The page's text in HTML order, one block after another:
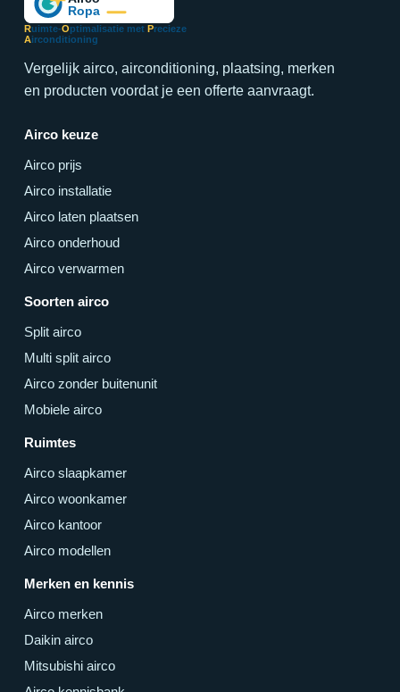
Ruimte-Optimalisatie met Precieze
Airconditioning
Vergelijk airco, airconditioning, plaatsing, merken
en producten voordat je een offerte aanvraagt.
Airco keuze
Airco prijs
Airco installatie
Airco laten plaatsen
Airco onderhoud
Airco verwarmen
Soorten airco
Split airco
Multi split airco
Airco zonder buitenunit
Mobiele airco
Ruimtes
Airco slaapkamer
Airco woonkamer
Airco kantoor
Airco modellen
Merken en kennis
Airco merken
Daikin airco
Mitsubishi airco